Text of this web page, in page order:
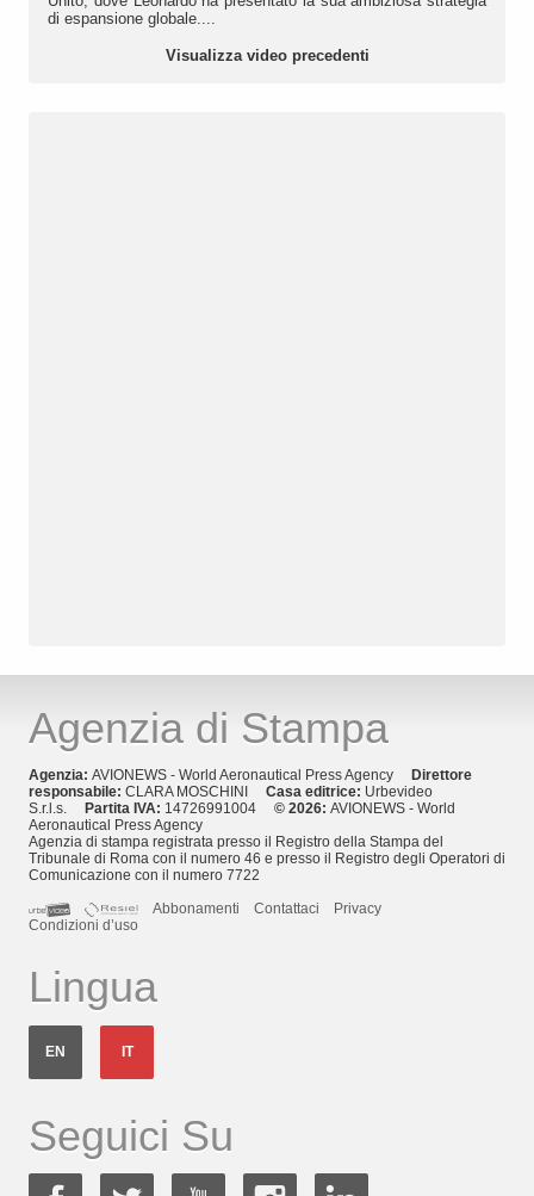
di espansione globale....
Visualizza video precedenti
Agenzia di Stampa
Agenzia: AVIONEWS - World Aeronautical Press Agency Direttore
responsabile: CLARA MOSCHINI Casa editrice: Urbevideo
S.r.l.s. Partita IVA: 14726991004 © 2026: AVIONEWS - World
Aeronautical Press Agency
Agenzia di stampa registrata presso il Registro della Stampa del
Tribunale di Roma con il numero 46 e presso il Registro degli Operatori di
Comunicazione con il numero 7722
Abbonamenti
Contattaci
Privacy
Condizioni d’uso
Lingua
EN IT
Seguici Su